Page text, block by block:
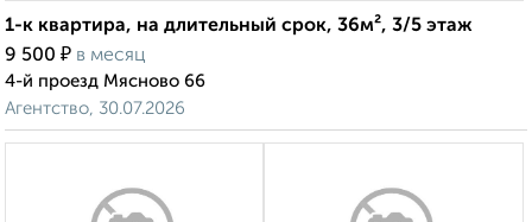
1-к квартира, на длительный срок, 36м², 3/5 этаж
9 500 ₽ в месяц
4-й проезд Мясново 66
Агентство, 30.07.2026